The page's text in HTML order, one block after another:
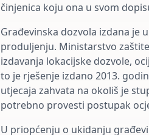
činjenica koju ona u svom
Građevinska dozvola izdana je
produljenju. Ministarstvo
izdavanja lokacijske dozvole,
to je rješenje izdano 2013.
utjecaja zahvata na okoliš je
potrebno provesti postupak
U priopćenju o ukidanju